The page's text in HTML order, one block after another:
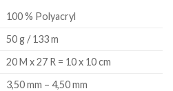
100 % Polyacryl
50 g / 133 m
20 M x 27 R = 10 x 10 cm
3,50 mm – 4,50 mm